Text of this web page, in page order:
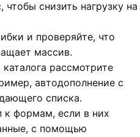
чтобы снизить нагрузку на
и проверяйте, что
массив.
рассмотрите
автодополнение с
списка.
к формам, если в них
с помощью